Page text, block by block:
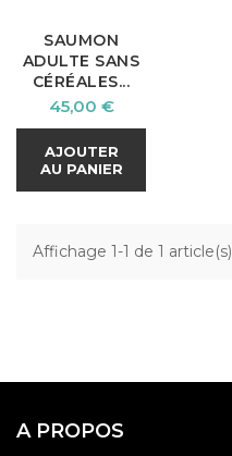
SAUMON
ADULTE SANS
CÉRÉALES...
Prix
45,00 €
AJOUTER
AU PANIER
Affichage 1-1 de 1 article(s)
A PROPOS